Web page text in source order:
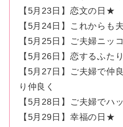
【5月23日】恋文の日★
【5月24日】これからも
【5月25日】ご夫婦ニッ
【5月26日】恋するふた
【5月27日】ご夫婦で仲
り仲良く
【5月28日】ご夫婦でハ
【5月29日】幸福の日★